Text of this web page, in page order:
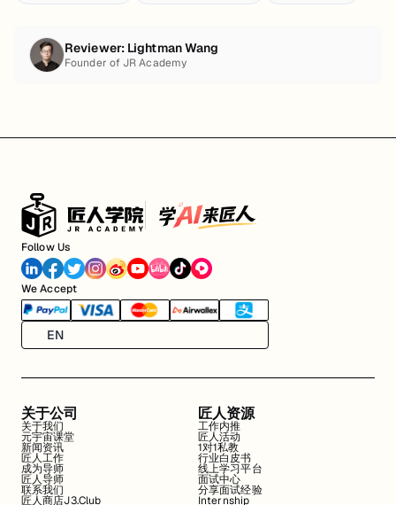
Reviewer: Lightman Wang
Founder of JR Academy
Follow Us
We Accept
EN
关于公司
关于我们
元宇宙课堂
新闻资讯
匠人工作
成为导师
匠人导师
联系我们
匠人商店J3.Club
匠人资源
工作内推
匠人活动
1对1私教
行业白皮书
线上学习平台
面试中心
分享面试经验
Internship